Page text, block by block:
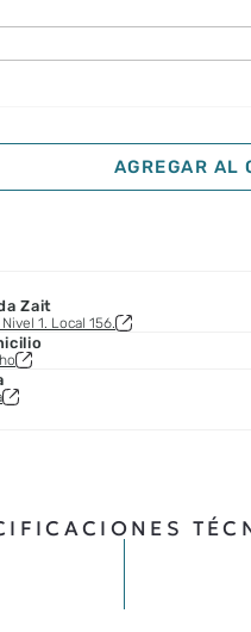
AGREGAR AL
Zait
1. Local 156.